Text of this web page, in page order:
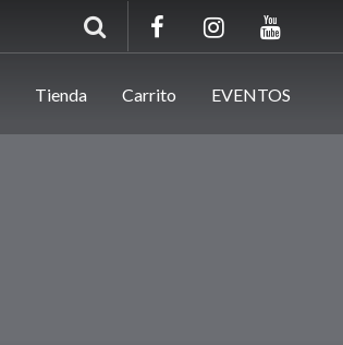
Tienda Carrito EVENTOS